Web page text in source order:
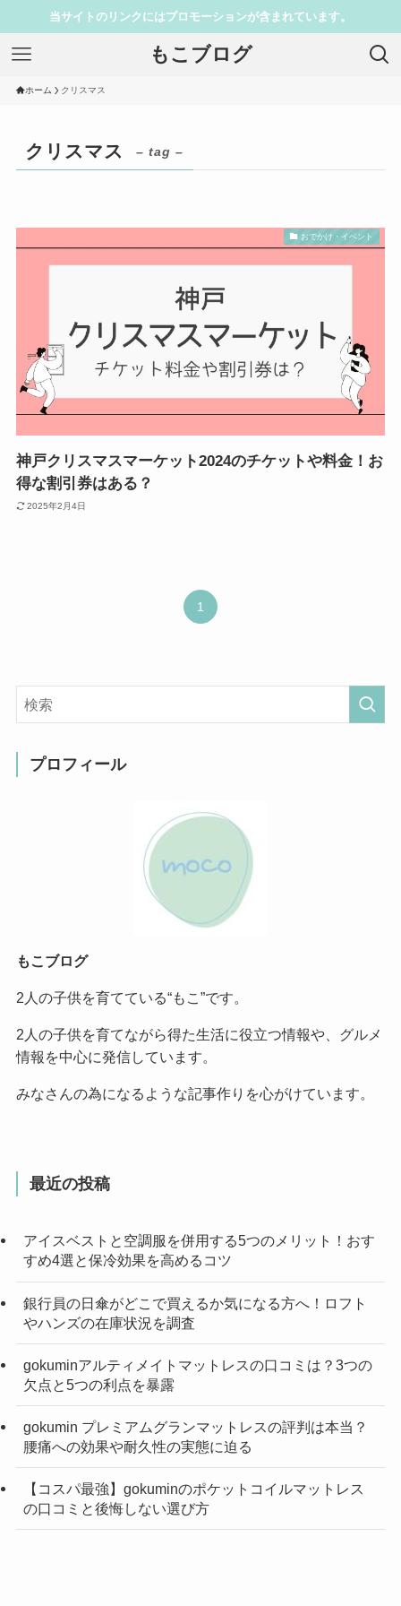
当サイトのリンクにはプロモーションが含まれています。
もこブログ
ホーム クリスマス
クリスマス – tag –
おでかけ・イベント
神戸クリスマスマーケット2024のチケットや料金！お
得な割引券はある？
2025年2月4日
1
プロフィール
もこブログ
2人の子供を育てている“もこ”です。
2人の子供を育てながら得た生活に役立つ情報や、グルメ
情報を中心に発信しています。
みなさんの為になるような記事作りを心がけています。
最近の投稿
アイスベストと空調服を併用する5つのメリット！おす
すめ4選と保冷効果を高めるコツ
銀行員の日傘がどこで買えるか気になる方へ！ロフト
やハンズの在庫状況を調査
gokuminアルティメイトマットレスの口コミは？3つの
欠点と5つの利点を暴露
gokumin プレミアムグランマットレスの評判は本当？
腰痛への効果や耐久性の実態に迫る
【コスパ最強】gokuminのポケットコイルマットレス
の口コミと後悔しない選び方